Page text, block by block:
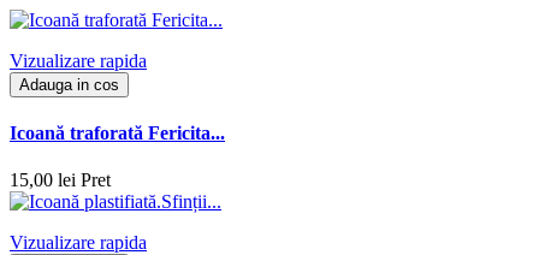
Vizualizare rapida
Adauga in cos
Icoană traforată Fericita...
15,00 lei Pret
Vizualizare rapida